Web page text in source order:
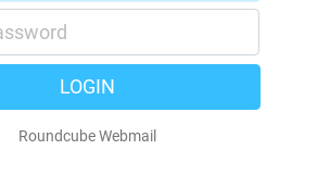
LOGIN
Roundcube Webmail